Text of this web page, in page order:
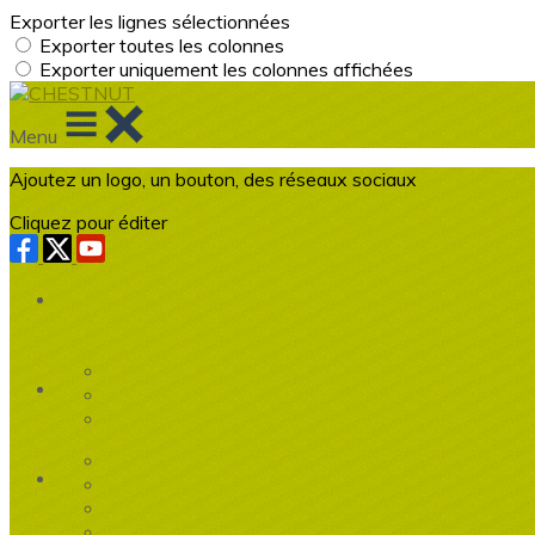
Exporter les lignes sélectionnées
Exporter toutes les colonnes
Exporter uniquement les colonnes affichées
Menu
Ajoutez un logo, un bouton, des réseaux sociaux
Cliquez pour éditer